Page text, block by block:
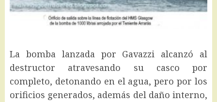
La bomba lanzada por Gavazzi alcanzó al
destructor atravesando su casco por
completo, detonando en el agua, pero por los
orificios generados, además del daño interno,